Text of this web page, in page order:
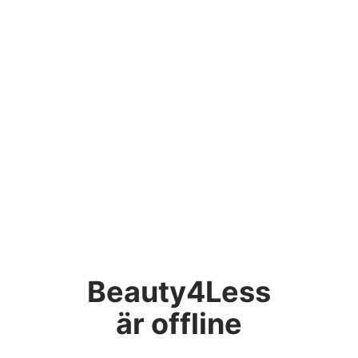
Beauty4Less
är offline